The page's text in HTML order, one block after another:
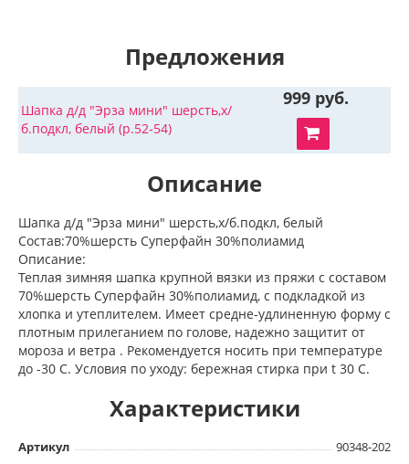
Предложения
Шапка д/д "Эрза мини" шерсть,х/
б.подкл, белый (р.52-54)
999 руб.
Описание
Шапка д/д "Эрза мини" шерсть,х/б.подкл, белый
Состав:70%шерсть Суперфайн 30%полиамид
Описание:
Теплая зимняя шапка крупной вязки из пряжи с составом
70%шерсть Суперфайн 30%полиамид, с подкладкой из
хлопка и утеплителем. Имеет средне-удлиненную форму с
плотным прилеганием по голове, надежно защитит от
мороза и ветра . Рекомендуется носить при температуре
до -30 С. Условия по уходу: бережная стирка при t 30 С.
Характеристики
Артикул 90348-202